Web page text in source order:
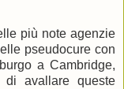
più note agenzie
pseudocure con
a Cambridge,
di avallare queste